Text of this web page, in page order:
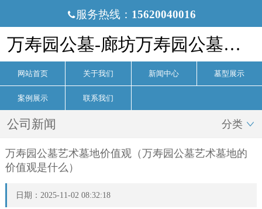
服务热线： 15620040016
万寿园公墓-廊坊万寿园公墓官网
网站首页 关于我们 新闻中心 墓型展示
案例展示 联系我们
公司新闻 分类 
万寿园公墓艺术墓地价值观（万寿园公墓艺术墓地的
价值观是什么）
日期：2025-11-02 08:32:18